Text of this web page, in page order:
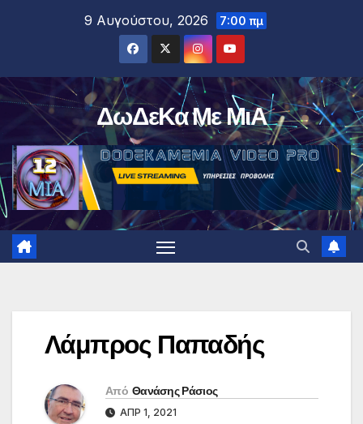
9 Αυγούστου, 2026 7:00 πμ
ΔωΔεΚα Με ΜιΑ
Λάμπρος Παπαδής
Από Θανάσης Ράσιος
ΑΠΡ 1, 2021